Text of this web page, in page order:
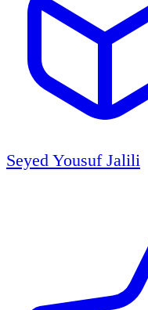
Seyed Yousuf Jalili